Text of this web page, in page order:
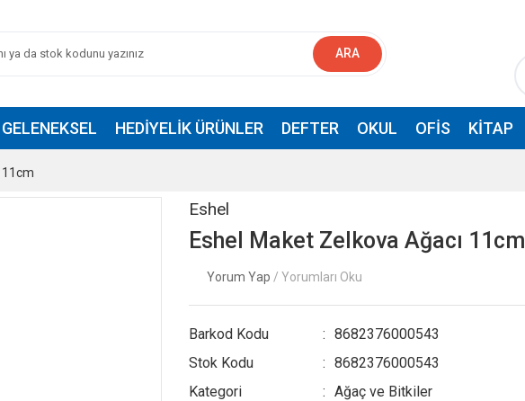
ARA
GELENEKSEL HEDIYELIK ÜRÜNLER DEFTER OKUL OFIS KITAP
11cm
Eshel
Eshel Maket Zelkova Ağacı 11cm
Yorum Yap / Yorumları Oku
Barkod Kodu
8682376000543
Stok Kodu
8682376000543
Kategori
Ağaç ve Bitkiler